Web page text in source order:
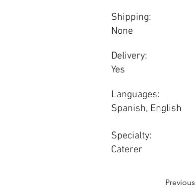
Shipping:
None
Delivery:
Yes
Languages:
Spanish, English
Specialty:
Caterer
Previous